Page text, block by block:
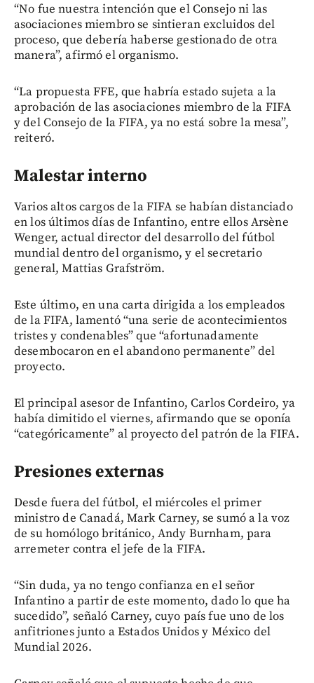
“No fue nuestra intención que el Consejo ni las
asociaciones miembro se sintieran excluidos del
proceso, que debería haberse gestionado de otra
manera”, afirmó el organismo.
“La propuesta FFE, que habría estado sujeta a la
aprobación de las asociaciones miembro de la FIFA
y del Consejo de la FIFA, ya no está sobre la mesa”,
reiteró.
Malestar interno
Varios altos cargos de la FIFA se habían distanciado
en los últimos días de Infantino, entre ellos Arsène
Wenger, actual director del desarrollo del fútbol
mundial dentro del organismo, y el secretario
general, Mattias Grafström.
Este último, en una carta dirigida a los empleados
de la FIFA, lamentó “una serie de acontecimientos
tristes y condenables” que “afortunadamente
desembocaron en el abandono permanente” del
proyecto.
El principal asesor de Infantino, Carlos Cordeiro, ya
había dimitido el viernes, afirmando que se oponía
“categóricamente” al proyecto del patrón de la FIFA.
Presiones externas
Desde fuera del fútbol, el miércoles el primer
ministro de Canadá, Mark Carney, se sumó a la voz
de su homólogo británico, Andy Burnham, para
arremeter contra el jefe de la FIFA.
“Sin duda, ya no tengo confianza en el señor
Infantino a partir de este momento, dado lo que ha
sucedido”, señaló Carney, cuyo país fue uno de los
anfitriones junto a Estados Unidos y México del
Mundial 2026.